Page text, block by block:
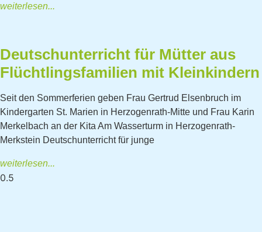
weiterlesen...
Deutschunterricht für Mütter aus
Flüchtlingsfamilien mit Kleinkindern
Seit den Sommerferien geben Frau Gertrud Elsenbruch im
Kindergarten St. Marien in Herzogenrath-Mitte und Frau Karin
Merkelbach an der Kita Am Wasserturm in Herzogenrath-
Merkstein Deutschunterricht für junge
weiterlesen...